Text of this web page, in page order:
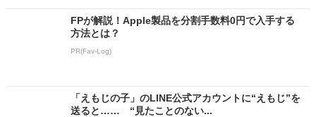
FPが解説！Apple製品を分割手数料0円で入手する
方法とは？
PR(Fav-Log)
「えもじの子」のLINE公式アカウントに“えもじ”を
送ると…… “見たことのない...